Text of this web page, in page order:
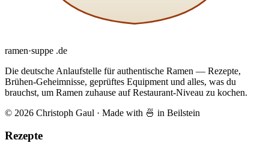
ramen·suppe .de
Die deutsche Anlaufstelle für authentische Ramen — Rezepte,
Brühen-Geheimnisse, geprüftes Equipment und alles, was du
brauchst, um Ramen zuhause auf Restaurant-Niveau zu kochen.
© 2026 Christoph Gaul · Made with 🍜 in Beilstein
Rezepte